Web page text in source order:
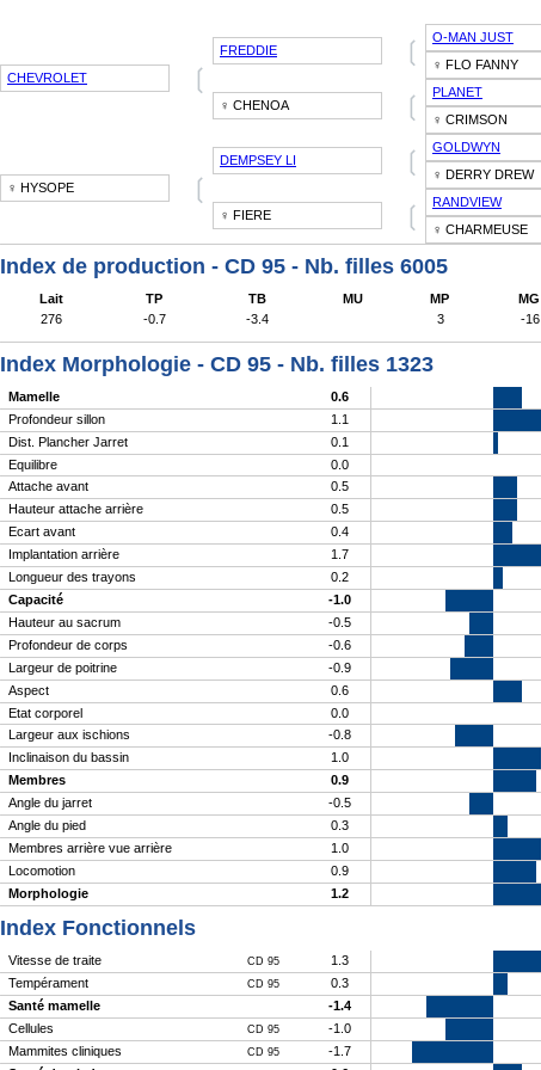
CHEVROLET ❲
FREDDIE ❲
O-MAN JUST
♀ FLO FANNY
♀ CHENOA ❲
PLANET
♀ CRIMSON
♀ HYSOPE ❲
DEMPSEY LI ❲
GOLDWYN
♀ DERRY DREW
♀ FIERE ❲
RANDVIEW
♀ CHARMEUSE
Index de production - CD 95 - Nb. filles 6005
Lait TP TB MU MP MG
276
-0.7 -3.4 3 -16
Index Morphologie - CD 95 - Nb. filles 1323
Mamelle
0.6
Profondeur sillon
1.1
Dist. Plancher Jarret
0.1
Equilibre
0.0
Attache avant
0.5
Hauteur attache arrière
0.5
Ecart avant
0.4
Implantation arrière
1.7
Longueur des trayons
0.2
Capacité
-1.0
Hauteur au sacrum
-0.5
Profondeur de corps
-0.6
Largeur de poitrine
-0.9
Aspect
0.6
Etat corporel
0.0
Largeur aux ischions
-0.8
Inclinaison du bassin
1.0
Membres
0.9
Angle du jarret
-0.5
Angle du pied
0.3
Membres arrière vue arrière
1.0
Locomotion
0.9
Morphologie
1.2
Index Fonctionnels
Vitesse de traite CD 95
1.3
Tempérament
CD 95
0.3
Santé mamelle
-1.4
Cellules
CD 95
-1.0
Mammites cliniques
CD 95
-1.7